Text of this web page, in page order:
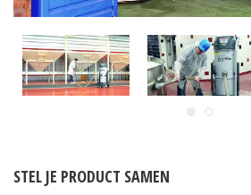
STEL JE PRODUCT SAMEN